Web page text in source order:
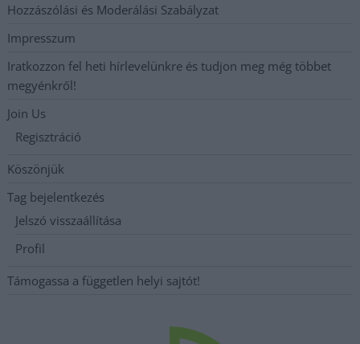
Hozzászólási és Moderálási Szabályzat
Impresszum
Iratkozzon fel heti hírlevelünkre és tudjon meg még többet
megyénkről!
Join Us
Regisztráció
Köszönjük
Tag bejelentkezés
Jelszó visszaállítása
Profil
Támogassa a független helyi sajtót!